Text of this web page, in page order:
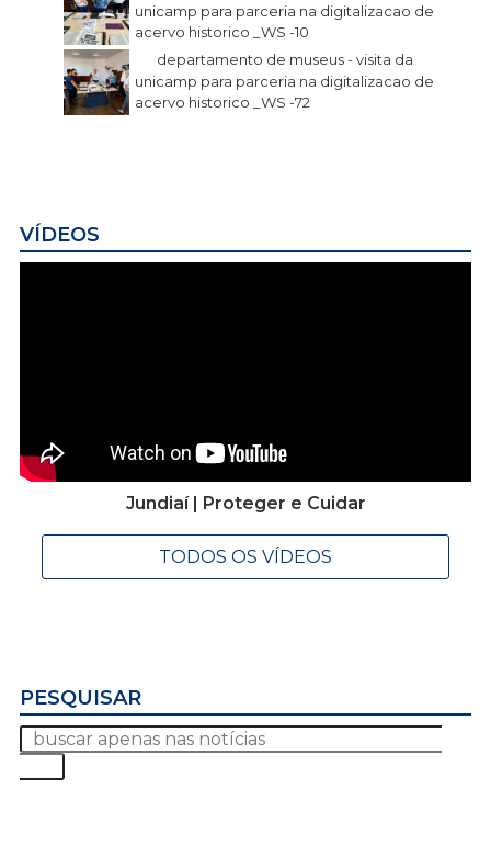
unicamp para parceria na digitalizacao de
acervo historico _WS -10
departamento de museus - visita da
unicamp para parceria na digitalizacao de
acervo historico _WS -72
VÍDEOS
Jundiaí | Proteger e Cuidar
TODOS OS VÍDEOS
PESQUISAR